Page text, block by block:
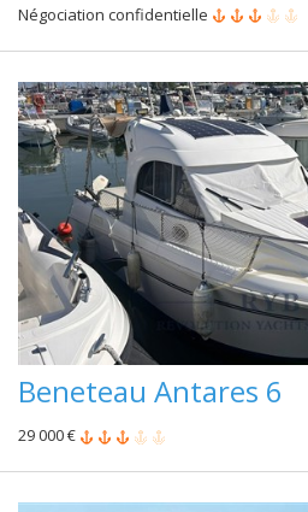
Négociation confidentielle
Beneteau Antares 6
29 000 €